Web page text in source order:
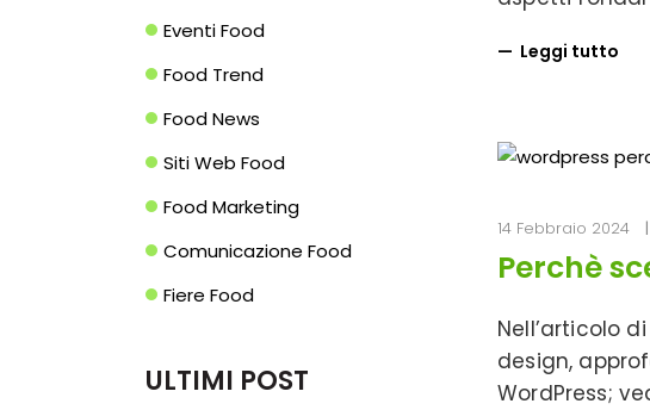
Leggi tutto
14 Febbraio 2024
Perchè
Nell’articolo
design,
WordPress;
Eventi Food
Food Trend
Food News
Siti Web Food
Food Marketing
Comunicazione Food
Fiere Food
ULTIMI POST